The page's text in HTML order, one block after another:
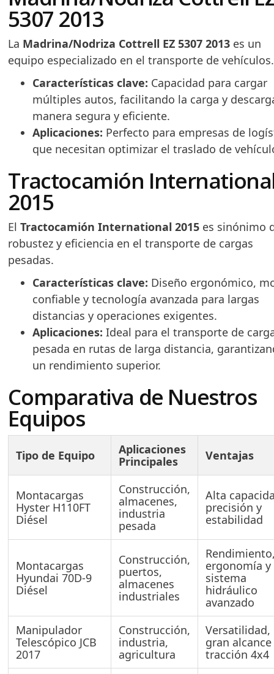
5307 2013
La Madrina/Nodriza Cottrell EZ 5307 2013 es un
equipo especializado en el transporte de vehículos.
Características clave: Capacidad para cargar
múltiples autos, facilitando la carga y
manera segura y eficiente.
Aplicaciones: Perfecto para empresas de
que necesitan optimizar el traslado de
Tractocamión
2015
ElTractocamión International 2015 es sinónimo
robustez y eficiencia en el transporte de cargas
pesadas.
Características clave: Diseño ergonómico,
confiable y tecnología avanzada para largas
distancias y operaciones exigentes.
Aplicaciones: Ideal para el transporte de
pesada en rutas de larga distancia,
un rendimiento superior.
Comparativa de Nuestros
Equipos
Tipo de Equipo
Aplicaciones
Principales
Ventajas
Montacargas
Hyster H110FT
Diésel
Construcción,
almacenes,
industria
pesada
Alta
precisión y
estabilidad
Montacargas
Hyundai 70D-9
Diésel
Construcción,
puertos,
almacenes
industriales
ergonomía y
sistema
hidráulico
avanzado
Manipulador
Telescópico JCB
2017
Construcción,
industria,
agricultura
Versatilidad,
gran
tracción 4x4